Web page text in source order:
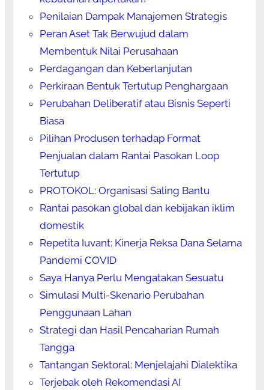
Penilaian Dampak Manajemen Strategis
Peran Aset Tak Berwujud dalam
Membentuk Nilai Perusahaan
Perdagangan dan Keberlanjutan
Perkiraan Bentuk Tertutup Penghargaan
Perubahan Deliberatif atau Bisnis Seperti
Biasa
Pilihan Produsen terhadap Format
Penjualan dalam Rantai Pasokan Loop
Tertutup
PROTOKOL: Organisasi Saling Bantu
Rantai pasokan global dan kebijakan iklim
domestik
Repetita Iuvant: Kinerja Reksa Dana Selama
Pandemi COVID
Saya Hanya Perlu Mengatakan Sesuatu
Simulasi Multi-Skenario Perubahan
Penggunaan Lahan
Strategi dan Hasil Pencaharian Rumah
Tangga
Tantangan Sektoral: Menjelajahi Dialektika
Terjebak oleh Rekomendasi AI